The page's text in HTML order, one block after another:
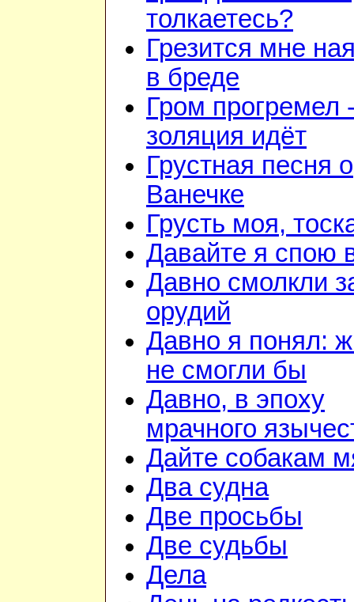
толкаетесь?
Грезится мне
в бреде
Гром прогремел
золяция идёт
Грустная песня о
Ванечке
Грусть моя,
Давайте я спою
Давно смолкли
орудий
Давно я понял:
не смогли бы
Давно, в эпоху
мрачного
Дайте собакам
Два судна
Две просьбы
Две судьбы
Дела